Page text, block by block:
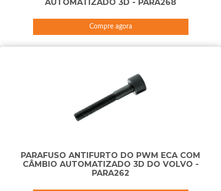
AUTOMATIZADO 3D - PARA268
Compre agora
PARAFUSO ANTIFURTO DO PWM ECA COM
CÂMBIO AUTOMATIZADO 3D DO VOLVO -
PARA262